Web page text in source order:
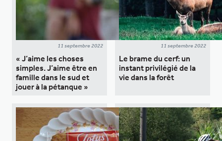
11 septembre 2022
« J’aime les choses
simples. J’aime être en
famille dans le sud et
jouer à la pétanque »
11 septembre 2022
Le brame du cerf: un
instant privilégié de la
vie dans la forêt